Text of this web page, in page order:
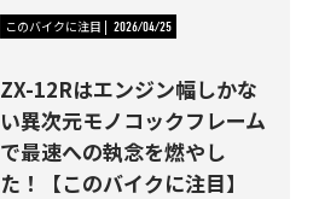
このバイクに注目 2026/04/25
ZX-12Rはエンジン幅しかな
い異次元モノコックフレーム
で最速への執念を燃やし
た！【このバイクに注目】